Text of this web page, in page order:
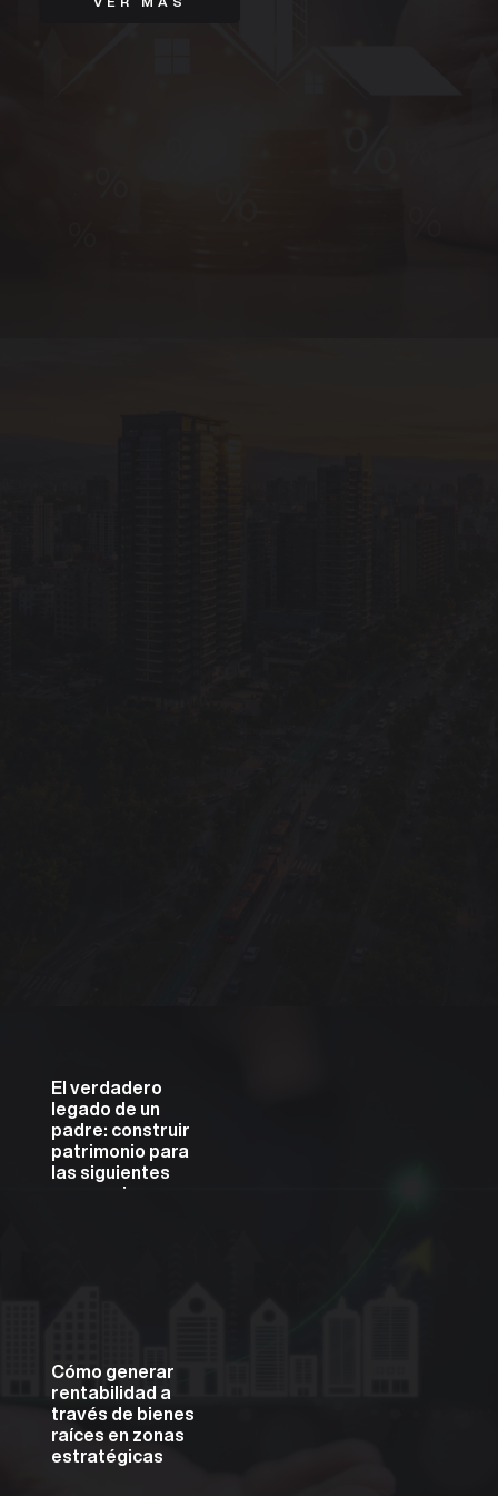
El verdadero
legado de un
padre: construir
patrimonio para
las siguientes
generaciones
Cómo generar
rentabilidad a
través de bienes
raíces en zonas
estratégicas